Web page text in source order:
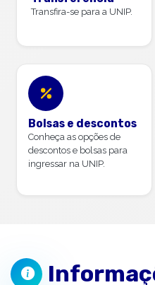
Transfira-se para a UNIP.
Bolsas e descontos
Conheça as opções de
descontos e bolsas para
ingressar na UNIP.